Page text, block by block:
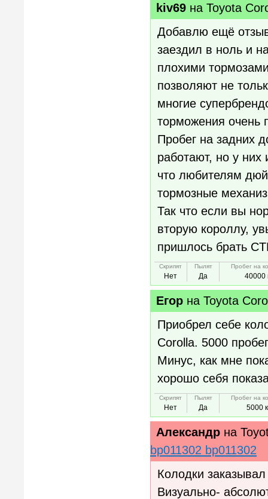
kiv69 на Toyota
Добавлю ещё
заездил в ноль и
плохими
позволяют не
многие
торможения очень
Пробег на задних
работают, но у
что любителям
тормозные
Так что если вы
вторую короллу,
пришлось брать
Скрипят
Нет
Пылят
Да
Пробег на
40000
Егор на Toyota
Приобрел себе
Corolla. 5000
Минус, как мне
хорошо себя
Скрипят
Нет
Пылят
Да
Пробег на
5000
Александр на
bp011302 bp011302
Колодки
Визуально-